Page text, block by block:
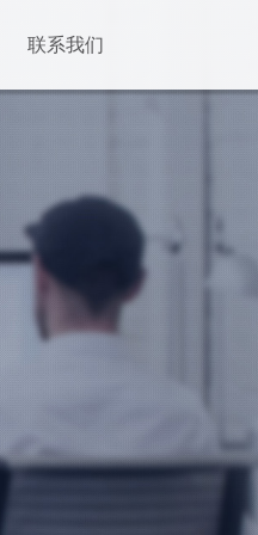
联系我们